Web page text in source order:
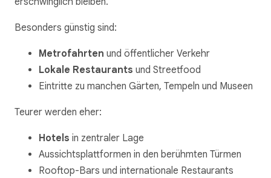
Besonders günstig sind:
Metrofahrten und öffentlicher Verkehr
Lokale Restaurants und Streetfood
Eintritte zu manchen Gärten, Tempeln und Museen
Teurer werden eher:
Hotels in zentraler Lage
Aussichtsplattformen in den berühmten Türmen
Rooftop-Bars und internationale Restaurants